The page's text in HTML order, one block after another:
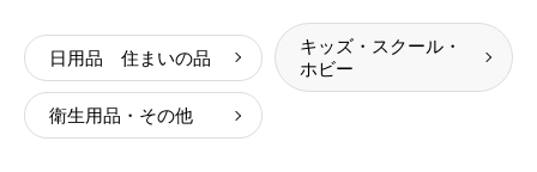
日用品 住まいの品
キッズ・スクール・
ホビー
衛生用品・その他